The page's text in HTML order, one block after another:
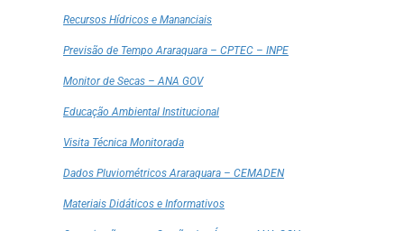
Recursos Hídricos e Mananciais
Previsão de Tempo Araraquara – CPTEC – INPE
Monitor de Secas – ANA GOV
Educação Ambiental Institucional
Visita Técnica Monitorada
Dados Pluviométricos Araraquara – CEMADEN
Materiais Didáticos e Informativos